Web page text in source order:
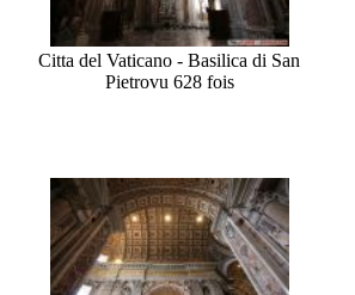
Citta del Vaticano - Basilica di San
Pietrovu 628 fois